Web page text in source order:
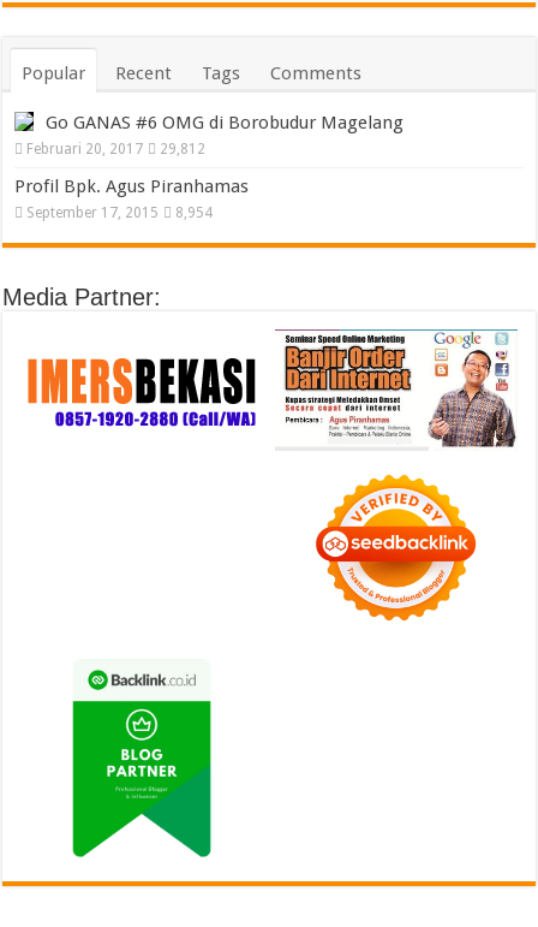
Popular Recent Tags Comments
Go GANAS #6 OMG di Borobudur Magelang
Februari 20, 2017 29,812
Profil Bpk. Agus Piranhamas
September 17, 2015 8,954
Media Partner: